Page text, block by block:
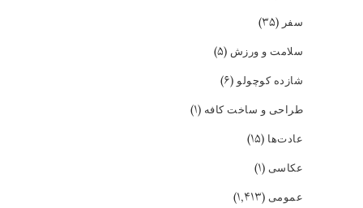
سفر (۳۵)
سلامت و ورزش (۵)
شازده کوچولو (۶)
طراحی و ساخت کافه (۱)
عادت‌ها (۱۵)
عکاسی (۱)
عمومی (۱,۴۱۳)